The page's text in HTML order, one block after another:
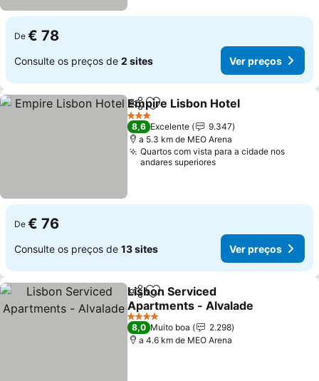
De € 78
Consulte os preços de 2 sites Ver preços
PartilharAdicionar aos favoritos
Empire Lisbon Hotel
3 Estrelas
8,6 Excelente
9.347
a 5.3 km de MEO Arena
Quartos com vista para a cidade nos
andares superiores
De € 76
Consulte os preços de 13 sites Ver preços
PartilharAdicionar aos favoritos
Lisbon Serviced
Apartments - Alvalade
Ver preços
4 Estrelas
8,0 Muito boa
2.298
a 4.6 km de MEO Arena